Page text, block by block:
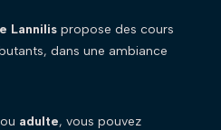
Lannilis propose des cours
dans une ambiance
ou adulte, vous pouvez